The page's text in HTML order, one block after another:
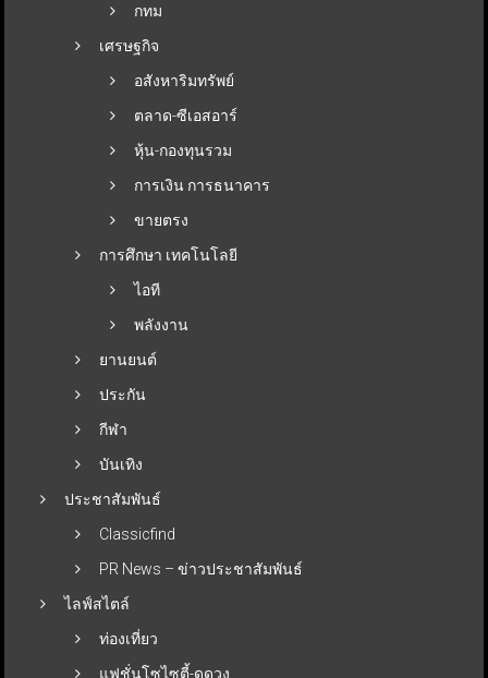
กทม
เศรษฐกิจ
อสังหาริมทรัพย์
ตลาด-ซีเอสอาร์
หุ้น-กองทุนรวม
การเงิน การธนาคาร
ขายตรง
การศึกษา เทคโนโลยี
ไอที
พลังงาน
ยานยนต์
ประกัน
กีฬา
บันเทิง
ประชาสัมพันธ์
Classicfind
PR News – ข่าวประชาสัมพันธ์
ไลฟ์สไตล์
ท่องเที่ยว
แฟชั่นโซไซตี้-ดูดวง